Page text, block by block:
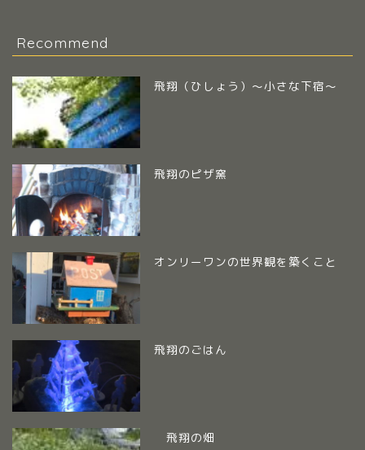
Recommend
飛翔（ひしょう）～小さな下宿～
飛翔のピザ窯
オンリーワンの世界観を築くこと
飛翔のごはん
飛翔の畑